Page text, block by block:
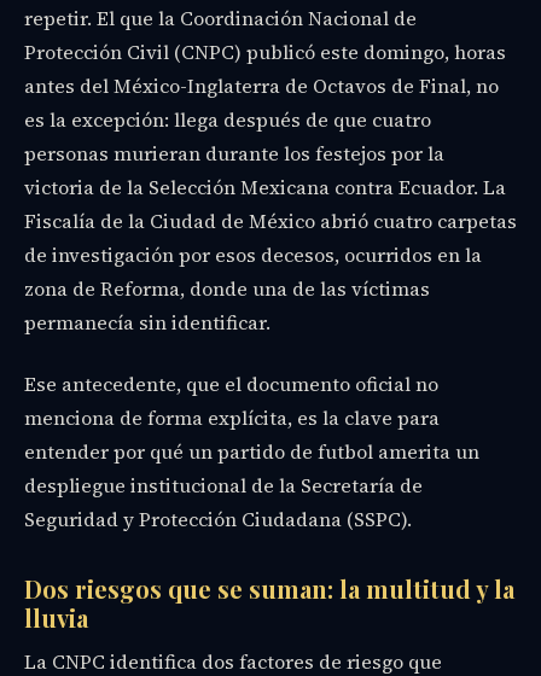
repetir. El que la Coordinación Nacional de
Protección Civil (CNPC) publicó este domingo, horas
antes del México-Inglaterra de Octavos de Final, no
es la excepción: llega después de que cuatro
personas murieran durante los festejos por la
victoria de la Selección Mexicana contra Ecuador. La
Fiscalía de la Ciudad de México abrió cuatro carpetas
de investigación por esos decesos, ocurridos en la
zona de Reforma, donde una de las víctimas
permanecía sin identificar.
Ese antecedente, que el documento oficial no
menciona de forma explícita, es la clave para
entender por qué un partido de futbol amerita un
despliegue institucional de la Secretaría de
Seguridad y Protección Ciudadana (SSPC).
Dos riesgos que se suman: la multitud y la
lluvia
La CNPC identifica dos factores de riesgo que